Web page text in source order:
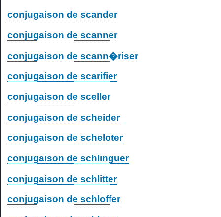
conjugaison de scander
conjugaison de scanner
conjugaison de scann�riser
conjugaison de scarifier
conjugaison de sceller
conjugaison de scheider
conjugaison de scheloter
conjugaison de schlinguer
conjugaison de schlitter
conjugaison de schloffer